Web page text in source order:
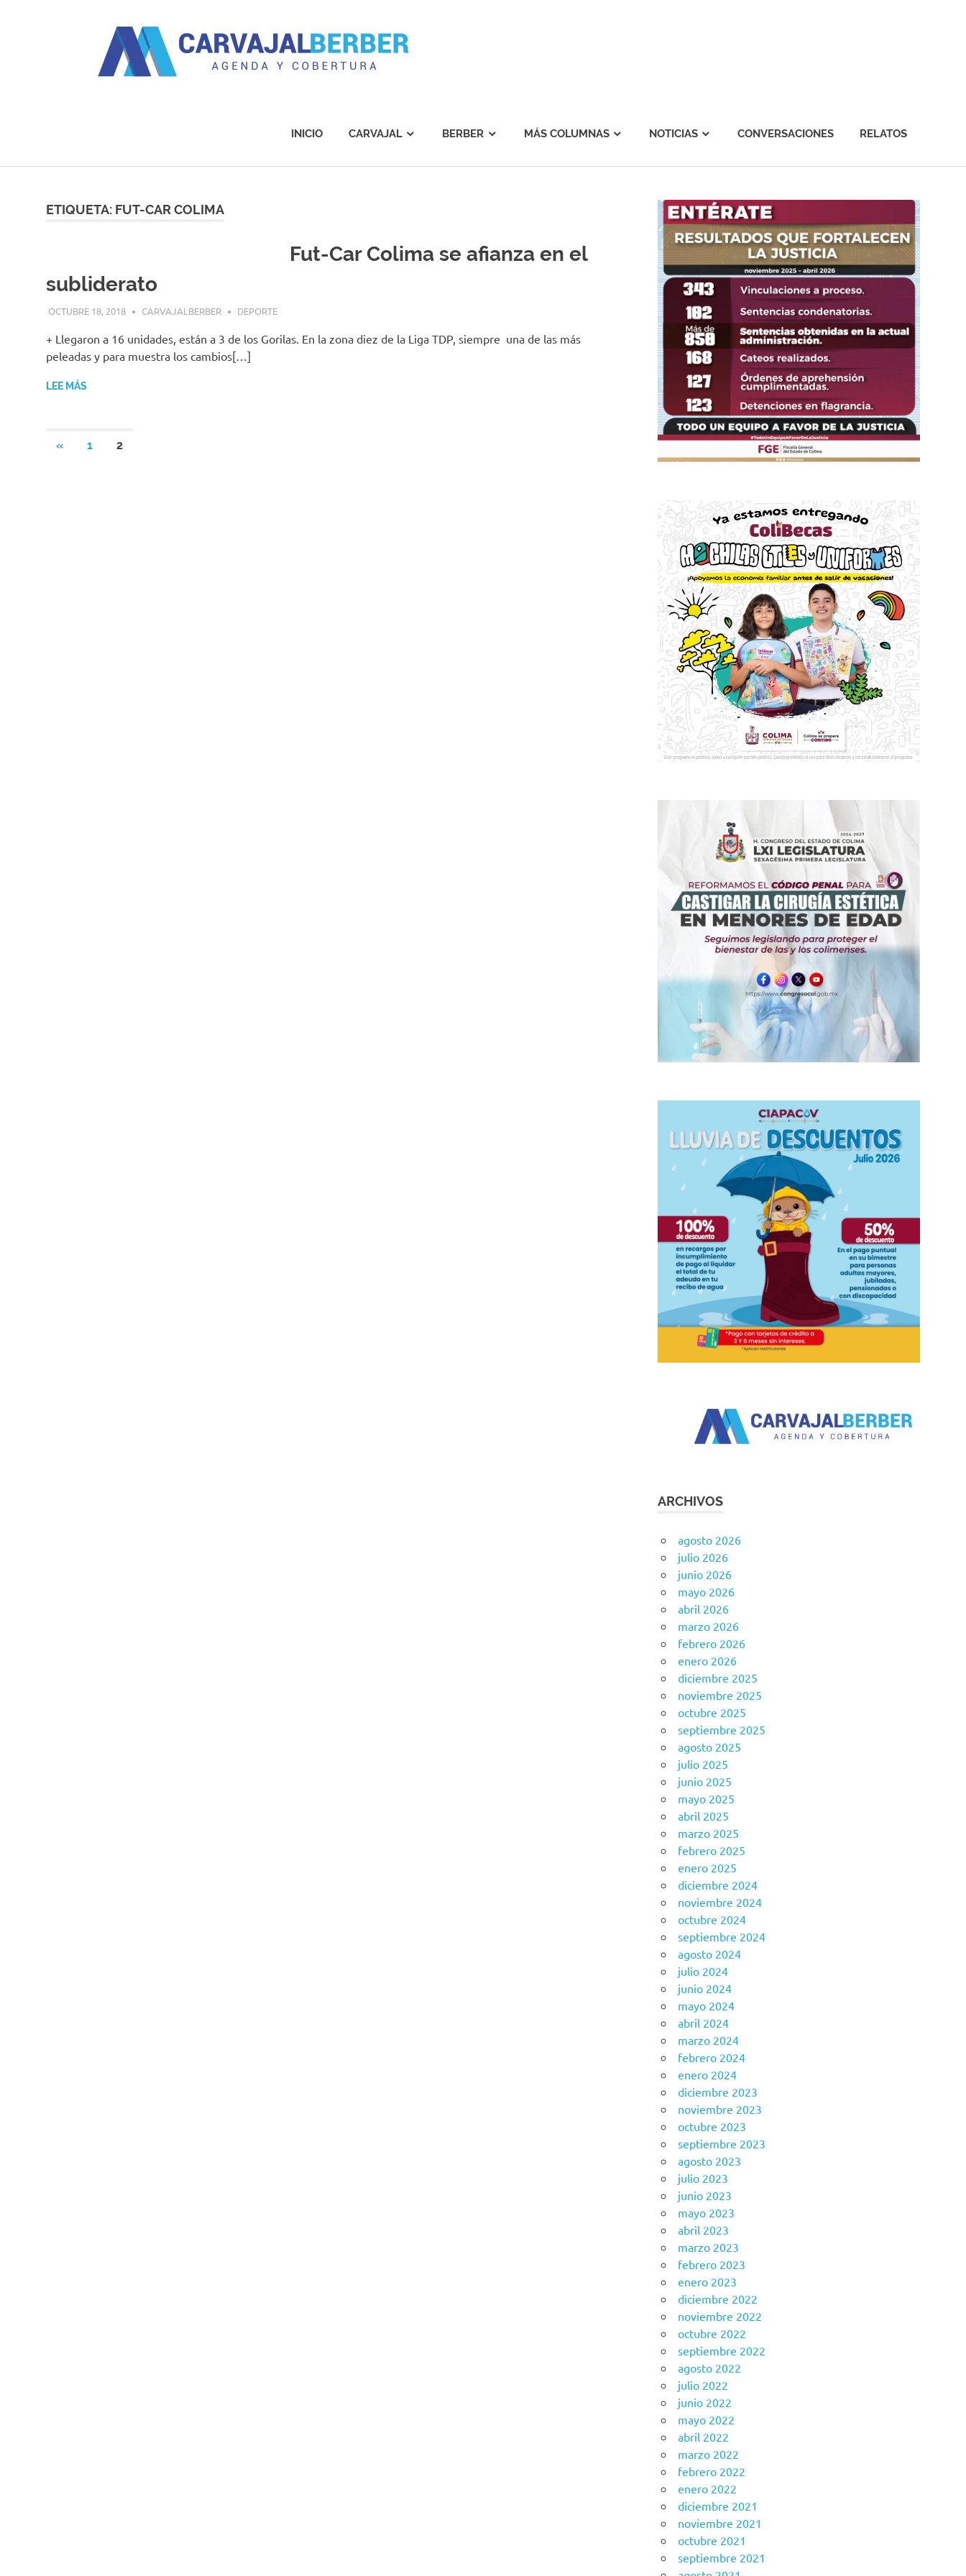
contenido
INICIO CARVAJAL BERBER MÁS COLUMNAS NOTICIAS CONVERSACIONES RELATOS
ETIQUETA: FUT-CAR COLIMA
Fut-Car Colima se afianza en el
subliderato
OCTUBRE 18, 2018 CARVAJALBERBER DEPORTE
+ Llegaron a 16 unidades, están a 3 de los Gorilas. En la zona diez de la Liga TDP, siempre una de las más
peleadas y para muestra los cambios[…]
LEE MÁS
Navegación
«ENTRADAS
1 2
ARCHIVOS
agosto 2026
julio 2026
junio 2026
mayo 2026
abril 2026
marzo 2026
febrero 2026
enero 2026
diciembre 2025
noviembre 2025
octubre 2025
septiembre 2025
agosto 2025
julio 2025
junio 2025
mayo 2025
abril 2025
marzo 2025
febrero 2025
enero 2025
diciembre 2024
noviembre 2024
octubre 2024
septiembre 2024
agosto 2024
julio 2024
junio 2024
mayo 2024
abril 2024
marzo 2024
febrero 2024
enero 2024
diciembre 2023
noviembre 2023
octubre 2023
septiembre 2023
agosto 2023
julio 2023
junio 2023
mayo 2023
abril 2023
marzo 2023
febrero 2023
enero 2023
diciembre 2022
noviembre 2022
octubre 2022
septiembre 2022
agosto 2022
julio 2022
junio 2022
mayo 2022
abril 2022
marzo 2022
febrero 2022
enero 2022
diciembre 2021
noviembre 2021
octubre 2021
septiembre 2021